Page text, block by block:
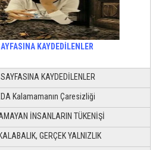
KAYDEDİLENLER
KAYDEDİLENLER
Kalamamanın Çaresizliği
İNSANLARIN TÜKENİŞİ
GERÇEK YALNIZLIK